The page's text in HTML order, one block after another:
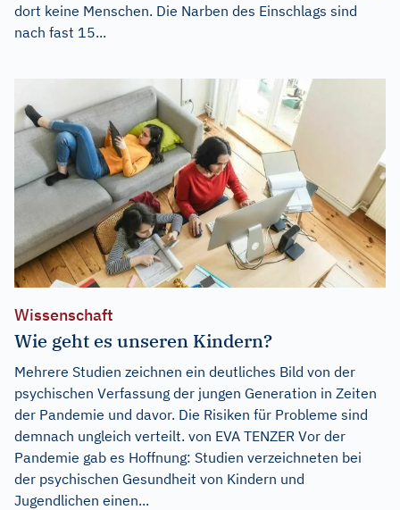
dort keine Menschen. Die Narben des Einschlags sind
nach fast 15...
Wissenschaft
Wie geht es unseren Kindern?
Mehrere Studien zeichnen ein deutliches Bild von der
psychischen Verfassung der jungen Generation in Zeiten
der Pandemie und davor. Die Risiken für Probleme sind
demnach ungleich verteilt. von EVA TENZER Vor der
Pandemie gab es Hoffnung: Studien verzeichneten bei
der psychischen Gesundheit von Kindern und
Jugendlichen einen...